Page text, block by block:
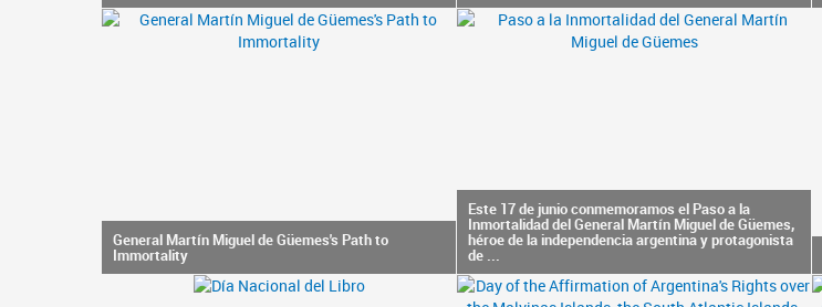
General Martín Miguel de Güemes's Path to
Immortality
Este 17 de junio conmemoramos el Paso a la
Inmortalidad del General Martín Miguel de Güemes,
héroe de la independencia argentina y protagonista
de ...